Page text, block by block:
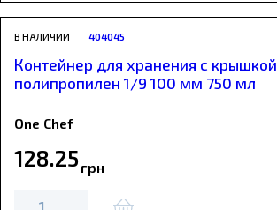
В НАЛИЧИИ 404045
Контейнер для хранения с крышкой
полипропилен 1/9 100 мм 750 мл
One Chef
128.25грн